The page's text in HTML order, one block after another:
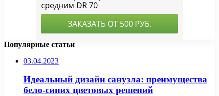
Популярные статьи
03.04.2023
Идеальный дизайн санузла: преимущества
бело-синих цветовых решений